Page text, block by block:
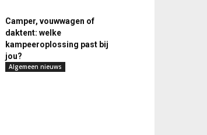
Camper, vouwwagen of
daktent: welke
kampeeroplossing past bij
jou?
Algemeen nieuws